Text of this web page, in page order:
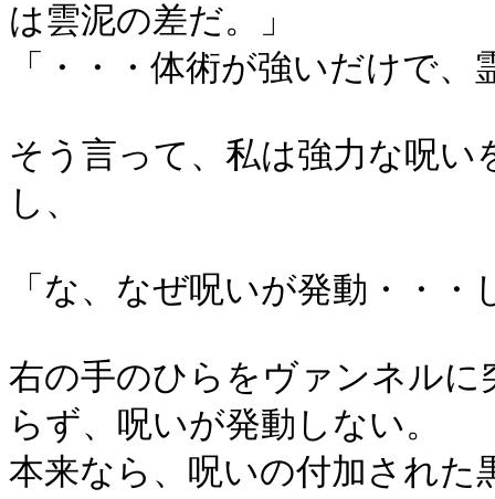
は雲泥の差だ。」
「・・・体術が強いだけで
そう言って、私は強力な呪
し、
「な、なぜ呪いが発動・・・
右の手のひらをヴァンネル
らず、呪いが発動しない。
本来なら、呪いの付加され